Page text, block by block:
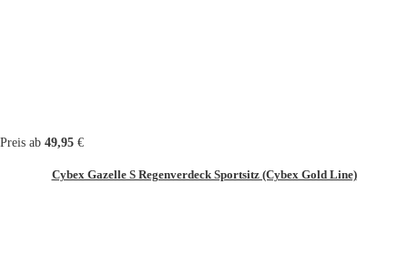
Preis ab 49,95 €
Cybex Gazelle S Regenverdeck Sportsitz (Cybex Gold Line)